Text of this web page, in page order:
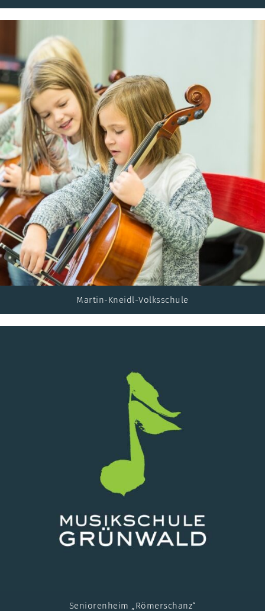
Martin-Kneidl-Volksschule
Seniorenheim „Römerschanz“